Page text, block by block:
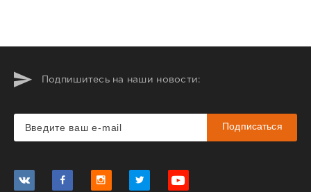
Подпишитесь на наши новости:
Подписаться